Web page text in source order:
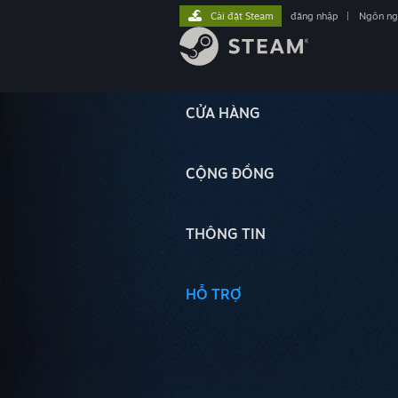
CỬA HÀNG
CỘNG ĐỒNG
THÔNG TIN
HỖ TRỢ
Cài đặt Steam đăng nhập Ngôn